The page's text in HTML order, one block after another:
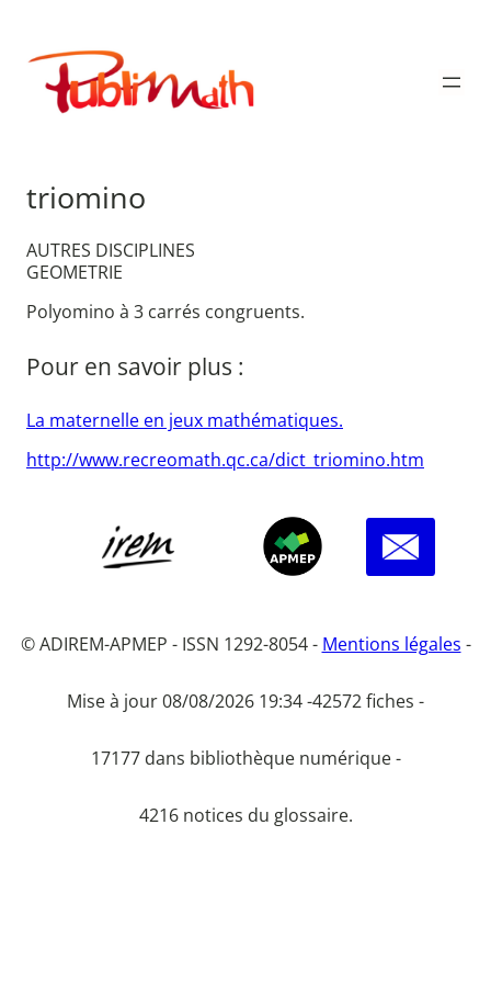
contenu
Publimath
triomino
AUTRES DISCIPLINES
GEOMETRIE
Polyomino à 3 carrés congruents.
Pour en savoir plus :
La maternelle en jeux mathématiques.
http://www.recreomath.qc.ca/dict_triomino.htm
© ADIREM-APMEP - ISSN 1292-8054 - Mentions légales -
Mise à jour 08/08/2026 19:34 -42572 fiches -
17177 dans bibliothèque numérique -
4216 notices du glossaire.